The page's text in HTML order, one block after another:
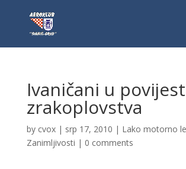
Ivaničani u
zrakoplovstva
by cvox| srp 17, 2010 | Lako motorno
Zanimljivosti | 0 comments